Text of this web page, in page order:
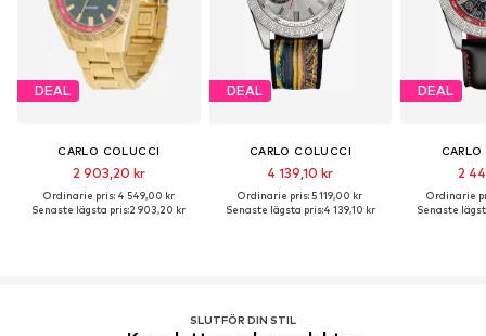
DEAL
CARLO COLUCCI
2 903,20 kr
Ordinarie pris: 4 549,00 kr
Senaste lägsta pris:2 903,20 kr
DEAL
CARLO COLUCCI
4 139,10 kr
Ordinarie pris: 5 119,00 kr
Senaste lägsta pris:4 139,10 kr
DEAL
2
Ordinarie
Senaste
SLUTFÖR DIN STIL